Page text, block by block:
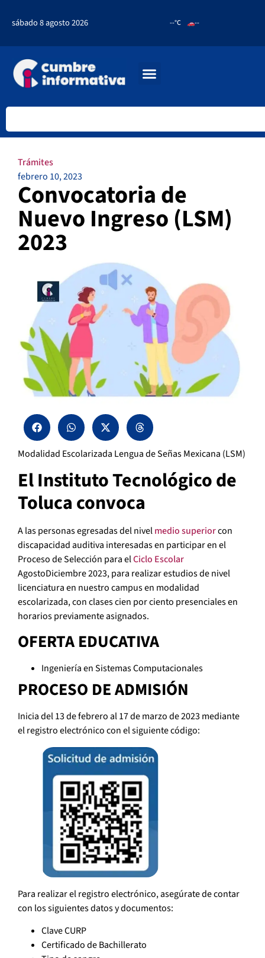
sábado 8 agosto 2026 --°C --
Trámites
febrero 10, 2023
Convocatoria de
Nuevo Ingreso (LSM)
2023
Modalidad Escolarizada Lengua de Señas Mexicana (LSM)
El Instituto Tecnológico de
Toluca convoca
A las personas egresadas del nivelmedio superiorcon
discapacidad auditiva interesadas en participar en el
Proceso de Selección para elCiclo Escolar
AgostoDiciembre 2023, para realizar estudios de nivel
licenciatura en nuestro campus en modalidad
escolarizada, con clases cien por ciento presenciales en
horarios previamente asignados.
OFERTA EDUCATIVA
Ingeniería en Sistemas Computacionales
PROCESO DE ADMISIÓN
Inicia del 13 de febrero al 17 de marzo de 2023 mediante
el registro electrónico con el siguiente código:
Para realizar el registro electrónico, asegúrate de contar
con los siguientes datos y documentos:
Clave CURP
Certificado de Bachillerato